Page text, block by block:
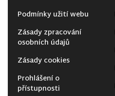
Podmínky užití webu
Zásady zpracování
osobních údajů
Zásady cookies
Prohlášení o
přístupnosti